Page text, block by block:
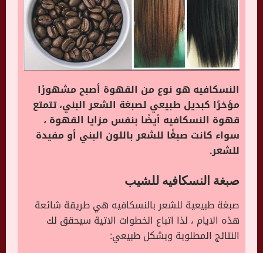
النسكافيه هو نوع من القهوة أصبح مشهورًا
مؤخرًا كبديل طبيعي لصبغة الشعر البني، تتمتع
قهوة النسكافيه أيضًا بنفس مزايا القهوة ،
سواء كانت صبغًا للشعر باللون البني أو مفيدة
للشعر.
صبغة النسكافيه للشيب
صبغة طبيعية للشعر بالنسكافيه هي طريقة شائعة
هذه الايام ، لذا اتباع الخطوات الاتية سيحقق لك
النتائج المطلوبة وبشكل طبيعي: